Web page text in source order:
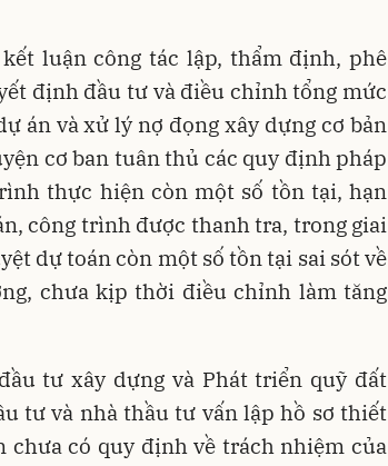
luận công tác lập, thẩm định, phê
định đầu tư và điều chỉnh tổng mức
án và xử lý nợ đọng xây dựng cơ bản
cơ ban tuân thủ các quy định pháp
thực hiện còn một số tồn tại, hạn
công trình được thanh tra, trong giai
dự toán còn một số tồn tại sai sót về
chưa kịp thời điều chỉnh làm tăng
tư xây dựng và Phát triển quỹ đất
tư và nhà thầu tư vấn lập hồ sơ thiết
chưa có quy định về trách nhiệm của